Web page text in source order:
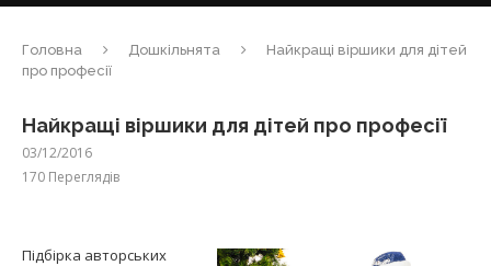
Головна Дошкільнята
Найкращі віршики для дітей
про професії
Найкращі віршики для дітей про професії
03/12/2016
170 Переглядів
Підбірка авторських